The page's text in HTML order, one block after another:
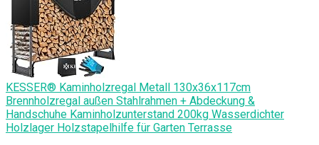
KESSER® Kaminholzregal Metall 130x36x117cm
Brennholzregal außen Stahlrahmen + Abdeckung &
Handschuhe Kaminholzunterstand 200kg Wasserdichter
Holzlager Holzstapelhilfe für Garten Terrasse